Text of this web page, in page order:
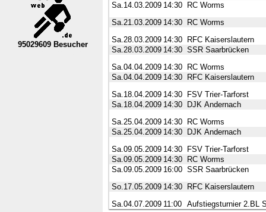
95029609 Besucher
Sa.14.03.2009 14:30
RC Worms
Sa.21.03.2009 14:30
RC Worms
Sa.28.03.2009 14:30
RFC Kaiserslautern
Sa.28.03.2009 14:30 SSR Saarbrücken
Sa.04.04.2009 14:30
RC Worms
Sa.04.04.2009 14:30
RFC Kaiserslautern
Sa.18.04.2009 14:30
FSV Trier-Tarforst
Sa.18.04.2009 14:30
DJK Andernach
Sa.25.04.2009 14:30
RC Worms
Sa.25.04.2009 14:30
DJK Andernach
Sa.09.05.2009 14:30
FSV Trier-Tarforst
Sa.09.05.2009 14:30
RC Worms
Sa.09.05.2009 16:00 SSR Saarbrücken
So.17.05.2009 14:30
RFC Kaiserslautern
Sa.04.07.2009 11:00 Aufstiegsturnier 2.BL